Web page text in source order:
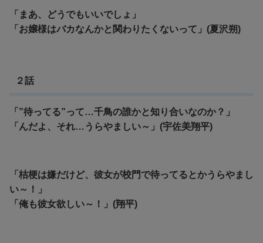
「まあ、どうでもいいでしょ」
「お嬢様はバカなんかと関わりたくないって」(夏沢朔)
２話
「”待ってる”って…千鳥の誰かと知り合いなのか？」
「んだよ、それ…うらやましい～」(宇佐美翔平)
「桔梗は嫌だけど、彼女が校門で待ってるとかうらやまし
い～！」
「俺も彼女欲しい～！」(翔平)